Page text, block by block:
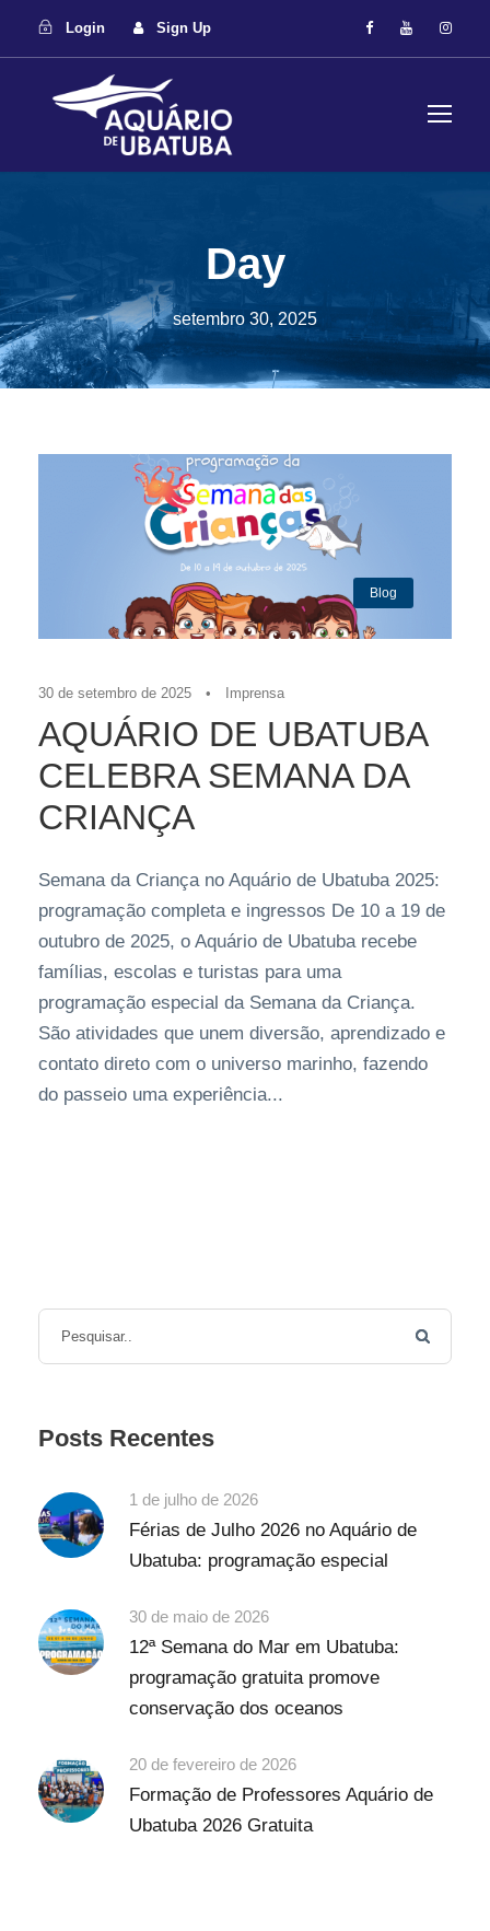
Login Sign Up
Day
setembro 30, 2025
Blog
30 de setembro de 2025 • Imprensa
AQUÁRIO DE UBATUBA
CELEBRA SEMANA DA
CRIANÇA
Semana da Criança no Aquário de Ubatuba 2025:
programação completa e ingressos De 10 a 19 de
outubro de 2025, o Aquário de Ubatuba recebe
famílias, escolas e turistas para uma
programação especial da Semana da Criança.
São atividades que unem diversão, aprendizado e
contato direto com o universo marinho, fazendo
do passeio uma experiência...
Posts Recentes
1 de julho de 2026
Férias de Julho 2026 no Aquário de
Ubatuba: programação especial
30 de maio de 2026
12ª Semana do Mar em Ubatuba:
programação gratuita promove
conservação dos oceanos
20 de fevereiro de 2026
Formação de Professores Aquário de
Ubatuba 2026 Gratuita